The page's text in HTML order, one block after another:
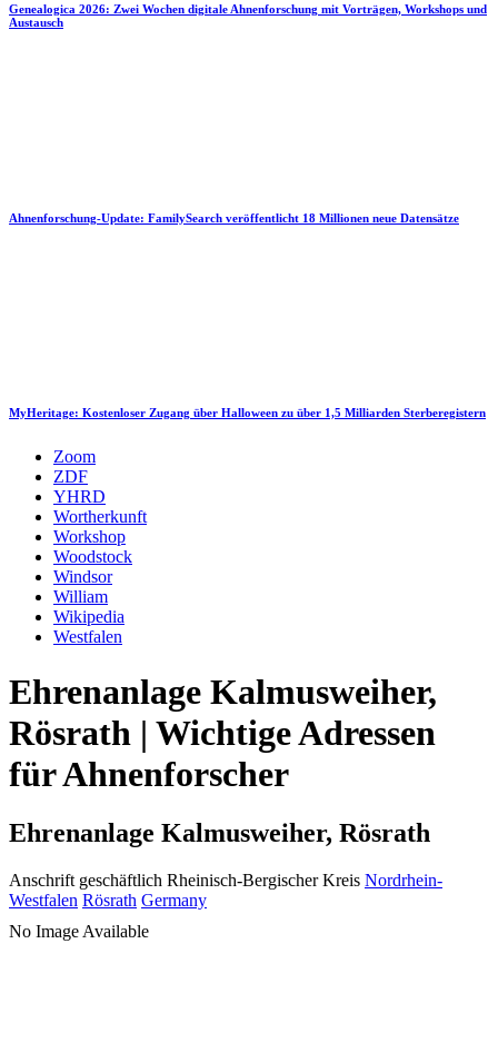
Genealogica 2026: Zwei Wochen digitale Ahnenforschung mit Vorträgen, Workshops und
Austausch
Ahnenforschung-Update: FamilySearch veröffentlicht 18 Millionen neue Datensätze
MyHeritage: Kostenloser Zugang über Halloween zu über 1,5 Milliarden Sterberegistern
Zoom
ZDF
YHRD
Wortherkunft
Workshop
Woodstock
Windsor
William
Wikipedia
Westfalen
Ehrenanlage Kalmusweiher,
Rösrath | Wichtige Adressen
für Ahnenforscher
Ehrenanlage Kalmusweiher, Rösrath
Anschrift geschäftlich Rheinisch-Bergischer Kreis Nordrhein-
Westfalen Rösrath Germany
No Image Available